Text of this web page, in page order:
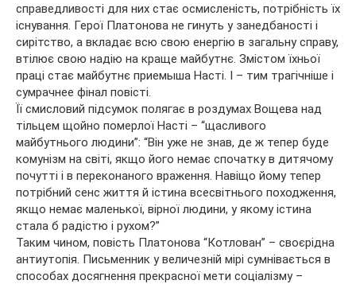
справедливості для них стає осмисленість, потрібність їх
існування. Герої Платонова не гинуть у занедбаності і
сирітство, а вкладає всю свою енергію в загальну справу,
втілює свою надію на краще майбутнє. Змістом їхньої
праці стає майбутнє приемыша Насті. І – тим трагічніше і
сумрачнее фінал повісті.
Її смисловий підсумок полягає в роздумах Вощева над
тільцем щойно померлої Насті – “щасливого
майбутнього людини”: “Він уже не знав, де ж тепер буде
комунізм на світі, якщо його немає спочатку в дитячому
почутті і в переконаного враження. Навіщо йому тепер
потрібний сенс життя й істина всесвітнього походження,
якщо немає маленької, вірної людини, у якому істина
стала б радістю і рухом?”
Таким чином, повість Платонова “Котлован” – своєрідна
антиутопія. Письменник у величезній мірі сумнівається в
способах досягнення прекрасної мети соціалізму –